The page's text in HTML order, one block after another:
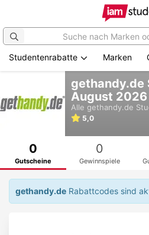
springen
Studentenrabatte Marken
gethandy.de
August 2026
Alle gethandy.de
5,0
0
Gutscheine
0
Gewinnspiele
gethandy.de Rabattcodes sind